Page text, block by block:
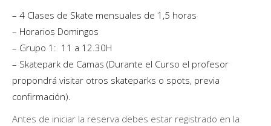
– 4 Clases de Skate mensuales de 1,5 horas
– Horarios Domingos
– Grupo 1: 11 a 12.30H
– Skatepark de Camas (Durante el Curso el profesor
propondrá visitar otros skateparks o spots, previa
confirmación).
Antes de iniciar la reserva debes estar registrado en la